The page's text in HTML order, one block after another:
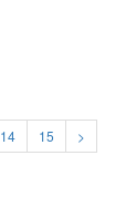
14 15
>